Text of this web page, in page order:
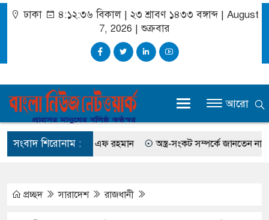
ঢাকা ৪:১২:৩৬ বিকাল | ২৩ শ্রাবণ ১৪৩৩ বঙ্গাব্দ | August
7, 2026 | শুক্রবার
আরো
সংবাদ শিরোনাম :
করেছিলেন সালমান এফ রহমান অস্ত্র-সংকট সম্পর্কে জানতেন না ট্রাম্প,
প্রচ্ছদ সারাদেশ রাজধানী